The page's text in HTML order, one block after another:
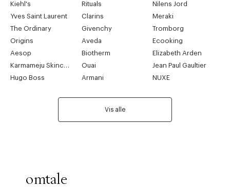
Kiehl's
Rituals
Nilens Jord
Yves Saint Laurent
Clarins
Meraki
The Ordinary
Givenchy
Tromborg
Origins
Aveda
Ecooking
Aesop
Biotherm
Elizabeth Arden
Ouai
Jean Paul Gaultier
Hugo Boss
Armani NUXE
Vis alle